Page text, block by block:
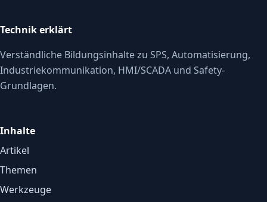
Technik erklärt
Verständliche Bildungsinhalte zu SPS, Automatisierung,
Industriekommunikation, HMI/SCADA und Safety-
Grundlagen.
Inhalte
Artikel
Themen
Werkzeuge